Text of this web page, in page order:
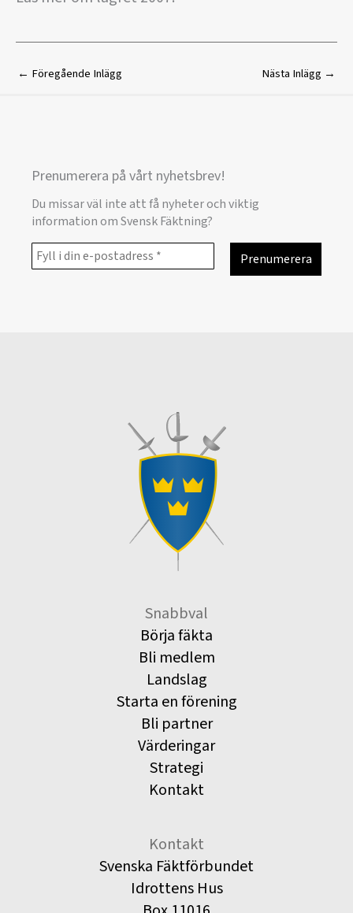
← Föregående Inlägg Nästa Inlägg →
Prenumerera på vårt nyhetsbrev!
Du missar väl inte att få nyheter och viktig
information om Svensk Fäktning?
Snabbval
Börja fäkta
Bli medlem
Landslag
Starta en förening
Bli partner
Värderingar
Strategi
Kontakt
Kontakt
Svenska Fäktförbundet
Idrottens Hus